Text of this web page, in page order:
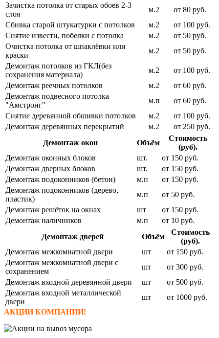
Зачистка потолка от старых обоев 2-3
слоя
м.2
от 80 руб.
Сбивка старой штукатурки с потолков
м.2
от 100 руб.
Снятие извести, побелки с потолка
м.2
от 50 руб.
Очистка потолка от шпаклёвки или
краски
м.2
от 50 руб.
Демонтаж потолков из ГКЛ(без
сохранения материала)
м.2
от 100 руб.
Демонтаж реечных потолков
м.2
от 60 руб.
Демонтаж подвесного потолка
"Амстронг"
м.п
от 60 руб.
Снятие деревянной обшивки потолков
м.2
от 100 руб.
Демонтаж деревянных перекрытий
м.2
от 250 руб.
Демонтаж окон
Объём
Стоимость
(руб).
Демонтаж оконных блоков
шт.
от 150 руб.
Демонтаж дверных блоков
шт.
от 150 руб.
Демонтаж подоконников (бетон)
м.п
от 150 руб.
Демонтаж подоконников (дерево,
пластик)
м.п
от 50 руб.
Демонтаж решёток на окнах
шт
от 150 руб.
Демонтаж наличников
м.п
от 10 руб.
Демонтаж дверей
Объём
Стоимость
(руб).
Демонтаж межкомнатной двери
шт
от 150 руб.
Демонтаж межкомнатной двери с
сохранением
шт
от 300 руб.
Демонтаж входной деревянной двери
шт
от 500 руб.
Демонтаж входной металлической
двери
шт
от 1000 руб.
АКЦИИ КОМПАНИИ!